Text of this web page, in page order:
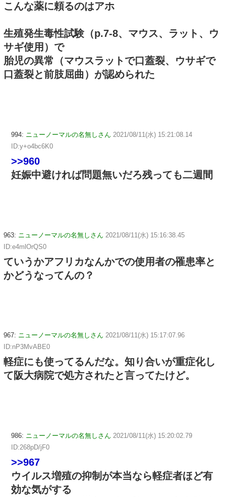
こんな薬に頼るのはアホ
生殖発生毒性試験（p.7-8、マウス、ラット、ウ
サギ使用）で
胎児の異常（マウスラットで口蓋裂、ウサギで
口蓋裂と前肢屈曲）が認められた
994: ニューノーマルの名無しさん 2021/08/11(水) 15:21:08.14
ID:y+o4bc6K0
>>960
妊娠中避ければ問題無いだろ残っても二週間
963: ニューノーマルの名無しさん 2021/08/11(水) 15:16:38.45
ID:e4mlOrQS0
ていうかアフリカなんかでの使用者の罹患率と
かどうなってんの？
967: ニューノーマルの名無しさん 2021/08/11(水) 15:17:07.96
ID:nP3MvABE0
軽症にも使ってるんだな。知り合いが重症化し
て阪大病院で処方されたと言ってたけど。
986: ニューノーマルの名無しさん 2021/08/11(水) 15:20:02.79
ID:268pD/jF0
>>967
ウイルス増殖の抑制が本当なら軽症者ほど有
効な気がする